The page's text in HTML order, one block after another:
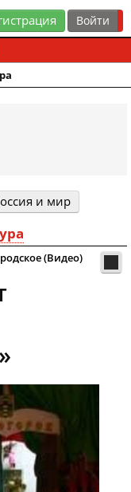
и мир
(Видео)